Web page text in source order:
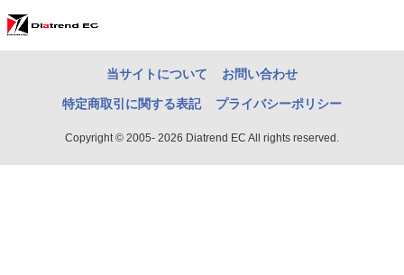
当サイトについて お問い合わせ
特定商取引に関する表記 プライバシーポリシー
Copyright © 2005- 2026 Diatrend EC All rights reserved.